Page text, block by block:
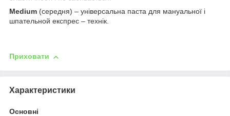
Medium (середня) – універсальна паста для мануальної і
шпательной експрес – технік.
Приховати
Характеристики
Основні